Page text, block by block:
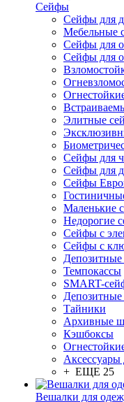
Сейфы
Сейфы для
Мебельные
Сейфы для
Сейфы для
Элитные
Сейфы для
Сейфы для
Сейфы
Маленькие
Недорогие
Сейфы с
Сейфы с
Депозитные
Темпокассы
SMART-
Тайники
Архивные
Кэшбоксы
+ ЕЩЕ 25
Вешалки для